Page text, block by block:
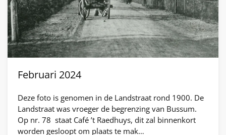
Februari 2024
Deze foto is genomen in de Landstraat rond 1900. De
Landstraat was vroeger de begrenzing van Bussum.
Op nr. 78 staat Café ’t Raedhuys, dit zal binnenkort
worden gesloopt om plaats te mak…